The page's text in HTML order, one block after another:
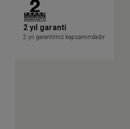
2 yıl garanti
2 yıl garantimiz kapsamındadır